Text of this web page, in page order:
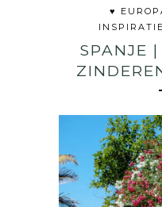
♥
SPANJE